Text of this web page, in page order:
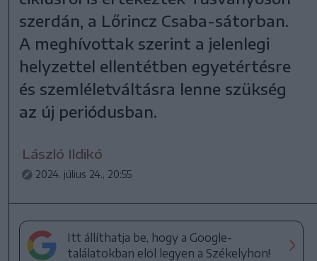
szerdán, a Lőrincz Csaba-sátorban.
A meghívottak szerint a jelenlegi
helyzettel ellentétben egyetértésre
és szemléletváltásra lenne szükség
az új periódusban.
László Ildikó
2024. július 24., 20:55
Itt állíthatja be, hogy a Google-
találatokban elöl legyen a Székelyhon!